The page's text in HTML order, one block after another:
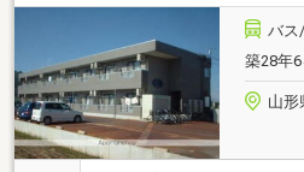
バス
築28年
山形